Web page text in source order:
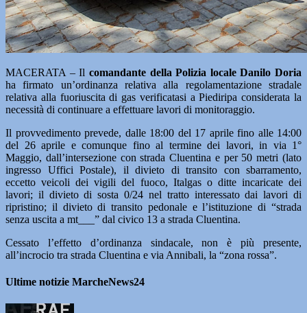
MACERATA – Il comandante della Polizia locale Danilo Doria
ha firmato un’ordinanza relativa alla regolamentazione stradale
relativa alla fuoriuscita di gas verificatasi a Piediripa considerata la
necessità di continuare a effettuare lavori di monitoraggio.
Il provvedimento prevede, dalle 18:00 del 17 aprile fino alle 14:00
del 26 aprile e comunque fino al termine dei lavori, in via 1°
Maggio, dall’intersezione con strada Cluentina e per 50 metri (lato
ingresso Uffici Postale), il divieto di transito con sbarramento,
eccetto veicoli dei vigili del fuoco, Italgas o ditte incaricate dei
lavori; il divieto di sosta 0/24 nel tratto interessato dai lavori di
ripristino; il divieto di transito pedonale e l’istituzione di “strada
senza uscita a mt___” dal civico 13 a strada Cluentina.
Cessato l’effetto d’ordinanza sindacale, non è più presente,
all’incrocio tra strada Cluentina e via Annibali, la “zona rossa”.
Ultime notizie MarcheNews24